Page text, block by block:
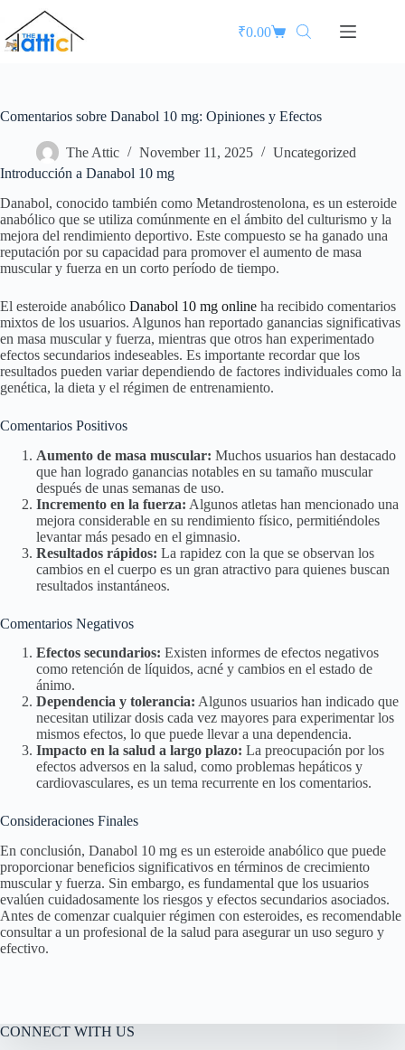
₹0.00
Comentarios sobre Danabol 10 mg: Opiniones y Efectos
The Attic November 11, 2025
Uncategorized
Introducción a Danabol 10 mg
Danabol, conocido también como Metandrostenolona, es un esteroide
anabólico que se utiliza comúnmente en el ámbito del culturismo y la
mejora del rendimiento deportivo. Este compuesto se ha ganado una
reputación por su capacidad para promover el aumento de masa
muscular y fuerza en un corto período de tiempo.
El esteroide anabólico Danabol 10 mg online ha recibido comentarios
mixtos de los usuarios. Algunos han reportado ganancias significativas
en masa muscular y fuerza, mientras que otros han experimentado
efectos secundarios indeseables. Es importante recordar que los
resultados pueden variar dependiendo de factores individuales como la
genética, la dieta y el régimen de entrenamiento.
Comentarios Positivos
Aumento de masa muscular: Muchos usuarios han destacado
que han logrado ganancias notables en su tamaño muscular
después de unas semanas de uso.
Incremento en la fuerza: Algunos atletas han mencionado una
mejora considerable en su rendimiento físico, permitiéndoles
levantar más pesado en el gimnasio.
Resultados rápidos: La rapidez con la que se observan los
cambios en el cuerpo es un gran atractivo para quienes buscan
resultados instantáneos.
Comentarios Negativos
Efectos secundarios: Existen informes de efectos negativos
como retención de líquidos, acné y cambios en el estado de
ánimo.
Dependencia y tolerancia: Algunos usuarios han indicado que
necesitan utilizar dosis cada vez mayores para experimentar los
mismos efectos, lo que puede llevar a una dependencia.
Impacto en la salud a largo plazo: La preocupación por los
efectos adversos en la salud, como problemas hepáticos y
cardiovasculares, es un tema recurrente en los comentarios.
Consideraciones Finales
En conclusión, Danabol 10 mg es un esteroide anabólico que puede
proporcionar beneficios significativos en términos de crecimiento
muscular y fuerza. Sin embargo, es fundamental que los usuarios
evalúen cuidadosamente los riesgos y efectos secundarios asociados.
Antes de comenzar cualquier régimen con esteroides, es recomendable
consultar a un profesional de la salud para asegurar un uso seguro y
efectivo.
CONNECT WITH US